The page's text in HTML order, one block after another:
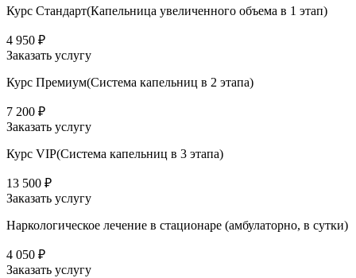
Курс Стандарт(Капельница увеличенного объема в 1 этап)
4 950 ₽
Заказать услугу
Курс Премиум(Система капельниц в 2 этапа)
7 200 ₽
Заказать услугу
Курс VIP(Система капельниц в 3 этапа)
13 500 ₽
Заказать услугу
Наркологическое лечение в стационаре (амбулаторно, в сутки)
4 050 ₽
Заказать услугу